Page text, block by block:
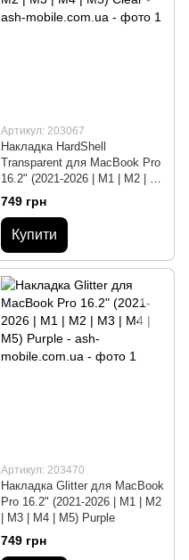
Артикул: 203067
Накладка HardShell
Transparent для MacBook Pro
16.2" (2021-2026 | M1 | M2 | M3
| M4 | M5) Clear
749 грн
Купити
Артикул: 203470
Накладка Glitter для MacBook
Pro 16.2" (2021-2026 | M1 | M2
| M3 | M4 | M5) Purple
749 грн